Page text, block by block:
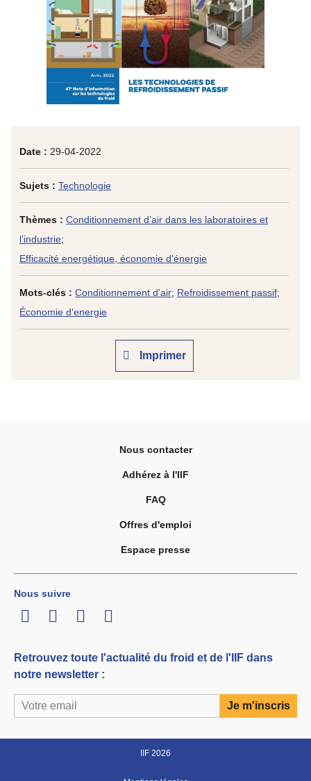
Date : 29-04-2022
Sujets : Technologie
Thèmes : Conditionnement d’air dans les laboratoires et
l’industrie;
Efficacité energétique, économie d'énergie
Mots-clés : Conditionnement d'air; Refroidissement passif;
Économie d'energie
Imprimer
Nous contacter
Adhérez à l'IIF
FAQ
Offres d'emploi
Espace presse
Nous suivre
LinkedInTwitterFacebook
Youtube
Retrouvez toute l'actualité du froid et de l'IIF dans
notre newsletter :
IIF 2026